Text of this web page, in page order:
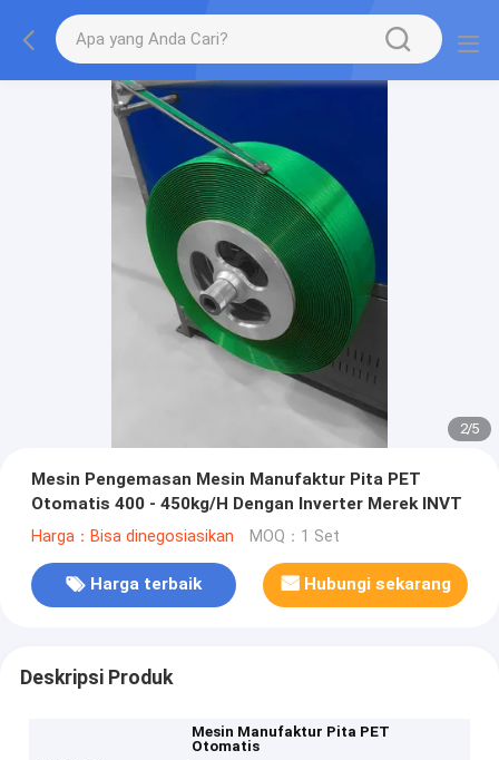
2/5
Mesin Pengemasan Mesin Manufaktur Pita PET
Otomatis 400 - 450kg/H Dengan Inverter Merek INVT
Harga：Bisa dinegosiasikan MOQ：1 Set
Harga terbaik Hubungi sekarang
Deskripsi Produk
Mesin Manufaktur Pita PET
Otomatis